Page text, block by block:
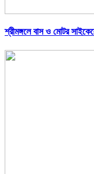
শ্রীমঙ্গলে বাস ও মোটর